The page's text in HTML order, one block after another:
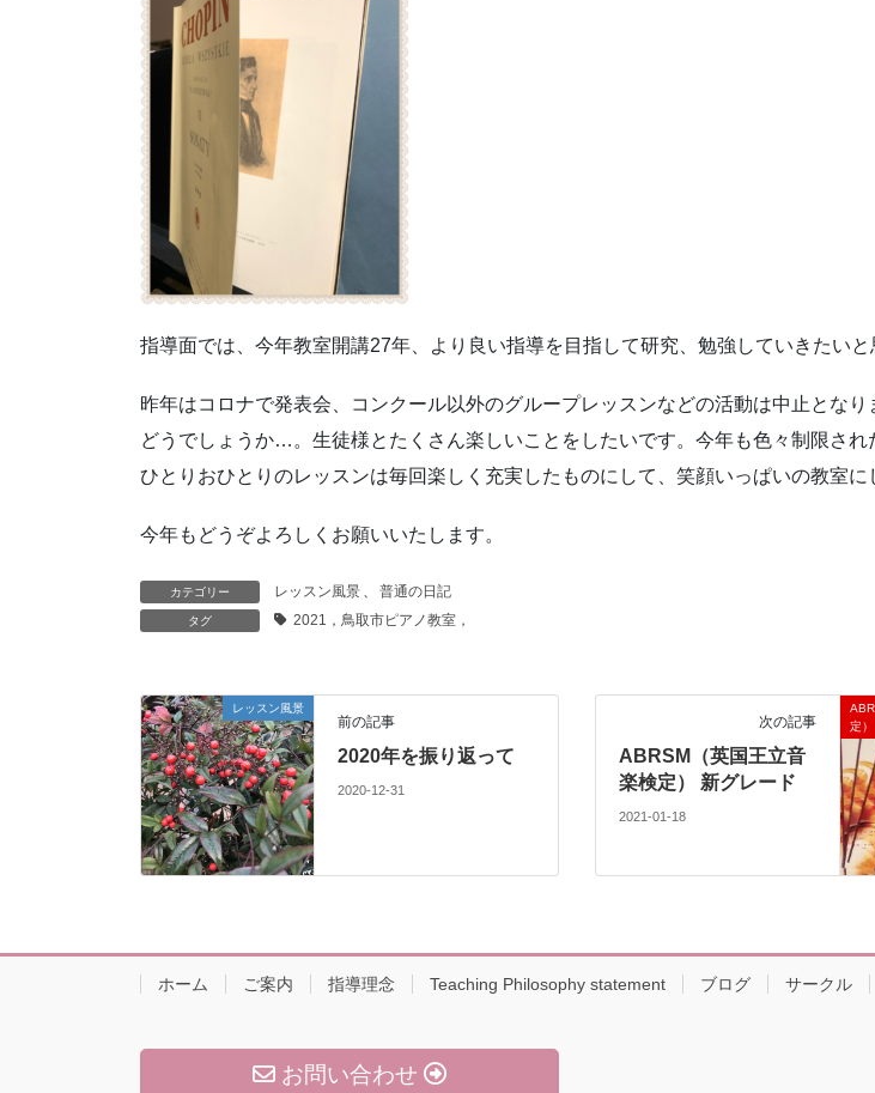
指導面では、今年教室開講27年、より良い指導を目指して研究、勉強していきたいと
昨年はコロナで発表会、コンクール以外のグループレッスンなどの活動は中止となり
どうでしょうか…。生徒様とたくさん楽しいことをしたいです。今年も色々制限され
ひとりおひとりのレッスンは毎回楽しく充実したものにして、笑顔いっぱいの教室に
今年もどうぞよろしくお願いいたします。
カテゴリー レッスン風景 普通の日記
タグ 2021，鳥取市ピアノ教室，
レッスン風景
前の記事
2020年を振り返って
2020-12-31
定）
次の記事
ABRSM（英国王立音
楽検定） 新グレード
2021-01-18
ホーム ご案内 指導理念 Teaching Philosophy statement ブログ サークル
お問い合わせ